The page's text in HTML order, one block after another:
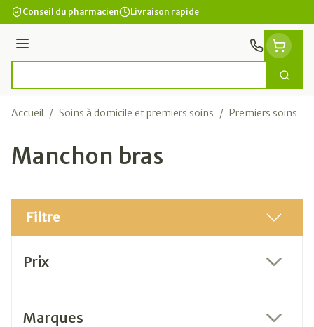
Aller au contenu
Conseil du pharmacien Livraison rapide
Menu
Accueil / Soins à domicile et premiers soins / Premiers soins
Manchon bras
Filtre
Prix
Marques